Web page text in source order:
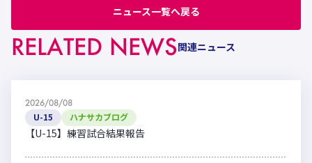
ニュース一覧へ戻る
RELATED NEWS関連ニュース
2026/08/08
U-15 ハナサカブログ
【U-15】練習試合結果報告